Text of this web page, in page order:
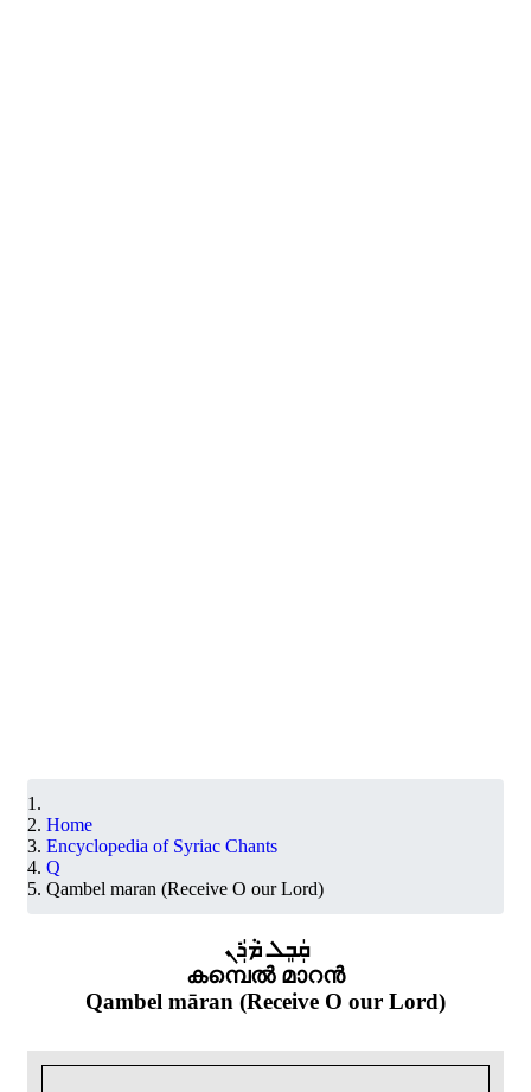
Home
Encyclopedia of Syriac Chants
Q
Qambel maran (Receive O our Lord)
ܩܲܒܸܠ ܡܵܪܲܢ
കമ്പെൽ മാറൻ
Qambel māran (Receive O our Lord)